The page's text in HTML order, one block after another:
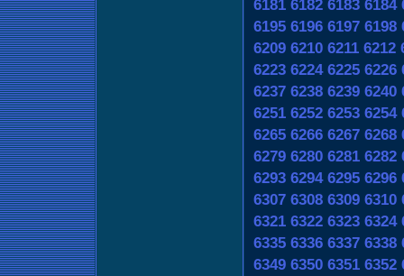
6181 6182 6183 6184
6195 6196 6197 6198
6209 6210 6211 6212
6223 6224 6225 6226
6237 6238 6239 6240
6251 6252 6253 6254
6265 6266 6267 6268
6279 6280 6281 6282
6293 6294 6295 6296
6307 6308 6309 6310
6321 6322 6323 6324
6335 6336 6337 6338
6349 6350 6351 6352